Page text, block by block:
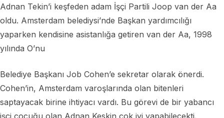
Adnan Tekin’i keşfeden adam İşçi Partili Joop van der Aa
oldu. Amsterdam belediysi’nde Başkan yardımcılığı
yaparken kendisine asistanlığa getiren van der Aa, 1998
yılında O’nu
Belediye Başkanı Job Cohen’e sekretar olarak önerdi.
Cohen’in, Amsterdam varoşlarında olan bitenleri
saptayacak birine ihtiyacı vardı. Bu görevi de bir yabancı